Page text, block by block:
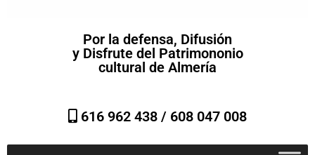
Por la defensa, Difusión
y Disfrute del Patrimononio
cultural de Almería
616 962 438 / 608 047 008